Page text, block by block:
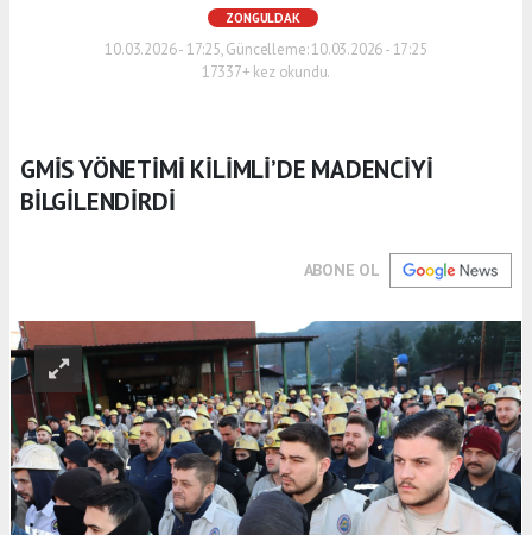
ZONGULDAK
10.03.2026 - 17:25, Güncelleme: 10.03.2026 - 17:25
17337+ kez okundu.
GMİS YÖNETİMİ KİLİMLİ’DE MADENCİYİ
BİLGİLENDİRDİ
ABONE OL